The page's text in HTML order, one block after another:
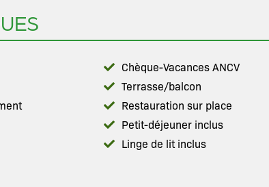
Chèque-Vacances ANCV
Terrasse/balcon
Restauration sur place
Petit-déjeuner inclus
Linge de lit inclus